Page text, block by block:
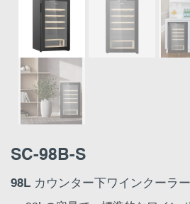
SC-98B-S
98L カウンター下ワインクーラー